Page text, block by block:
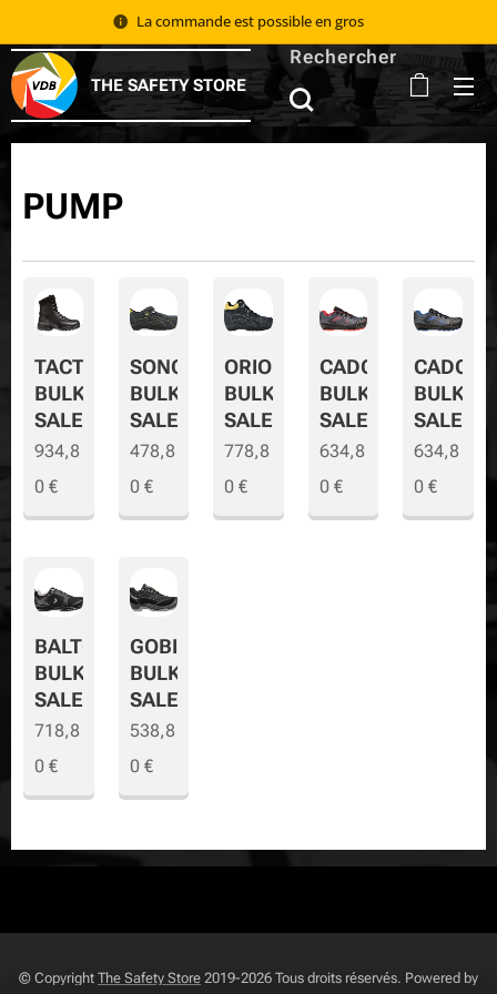
La commande est possible en gros 📦
THE SAFETY STORE
Rechercher
PUMP
TACTIC
BULK
SALE
934,8
0 €
SONORA
BULK
SALE
478,8
0€
ORION
BULK
SALE
778,8
0 €
CADOR
BULK
SALE
634,8
0€
CADOR-
BULK-
SALE
634,8
0 €
BALTO
BULK
SALE
718,8
0 €
GOBI
BULK
SALE
538,8
0€
© Copyright The Safety Store 2019-2026 Tous droits réservés. Powered by